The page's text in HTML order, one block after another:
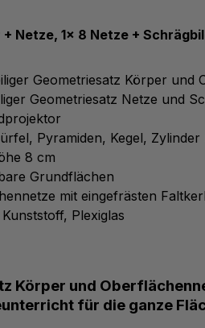
Netze, 1x 8 Netze +
Geometriesatz Körper und
Geometriesatz Netze und
Pyramiden, Kegel, Zylinder
8 cm
Grundflächen
mit eingefrästen
Plexiglas
Körper und
für die ganze